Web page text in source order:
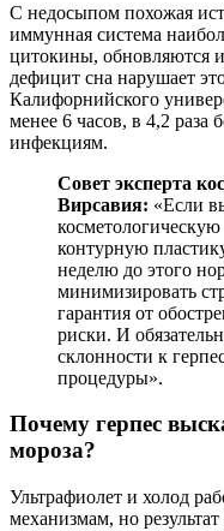
С недосыпом похожая
иммунная система
цитокины, обновляются
дефицит сна нарушает
Калифорнийского
менее 6 часов, в 4,2
инфекциям.
Совет эксперта
Вирсавия: «Если
контурную
неделю до этого
минимизировать
гарантия от
риски. И
склонности к
процедуры».
Почему герпес
мороза?
Ультрафиолет и холод
механизмам, но